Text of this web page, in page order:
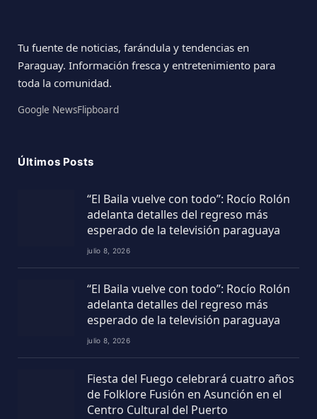
Tu fuente de noticias, farándula y tendencias en
Paraguay. Información fresca y entretenimiento para
toda la comunidad.
Google NewsFlipboard
Últimos Posts
“El Baila vuelve con todo”: Rocío Rolón
adelanta detalles del regreso más
esperado de la televisión paraguaya
julio 8, 2026
“El Baila vuelve con todo”: Rocío Rolón
adelanta detalles del regreso más
esperado de la televisión paraguaya
julio 8, 2026
Fiesta del Fuego celebrará cuatro años
de Folklore Fusión en Asunción en el
Centro Cultural del Puerto